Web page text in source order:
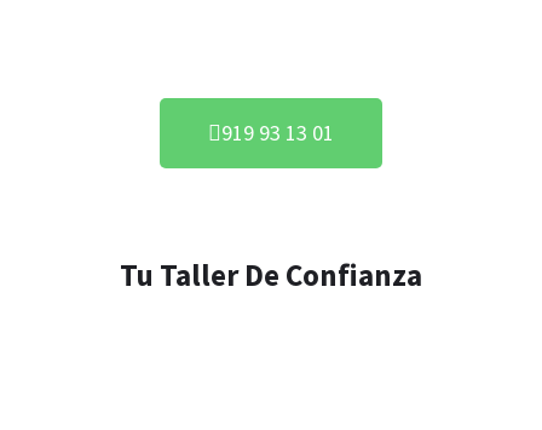
919 93 13 01
Tu Taller De Confianza